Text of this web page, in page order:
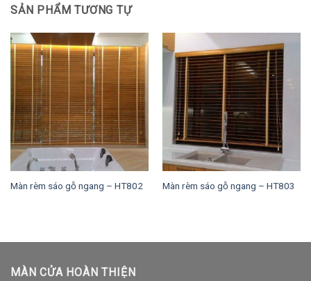
SẢN PHẨM TƯƠNG TỰ
Màn rèm sáo gỗ ngang – HT802 Màn rèm sáo gỗ ngang – HT803
MÀN CỬA HOÀN THIỆN